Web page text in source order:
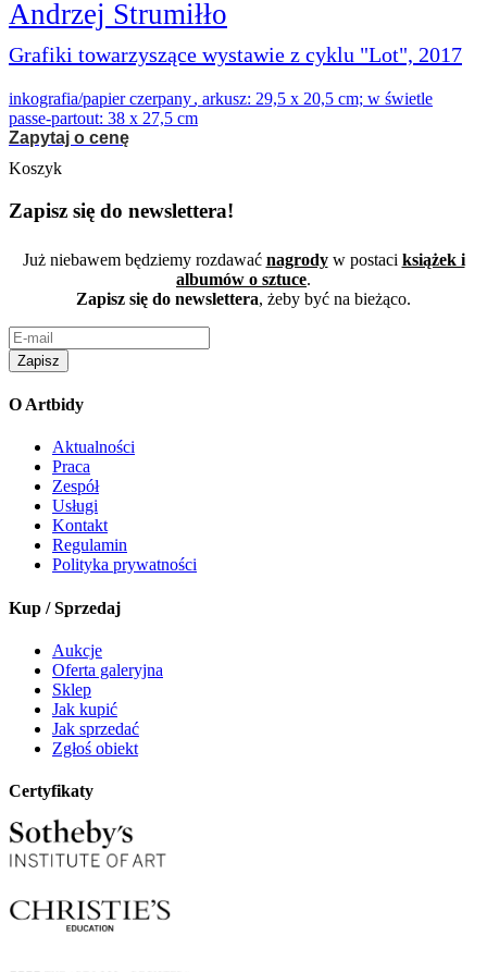
Andrzej Strumiłło
Grafiki towarzyszące wystawie z cyklu "Lot", 2017
inkografia/papier czerpany, arkusz: 29,5 x 20,5 cm; w świetle
passe-partout: 38 x 27,5 cm
Zapytaj o cenę
Koszyk
Zapisz się do newslettera!
Już niebawem będziemy rozdawać nagrodyw postaci książek i
albumów o sztuce.
Zapisz się do newslettera, żeby być na bieżąco.
Zapisz
O Artbidy
Aktualności
Praca
Zespół
Usługi
Kontakt
Regulamin
Polityka prywatności
Kup / Sprzedaj
Aukcje
Oferta galeryjna
Sklep
Jak kupić
Jak sprzedać
Zgłoś obiekt
Certyfikaty